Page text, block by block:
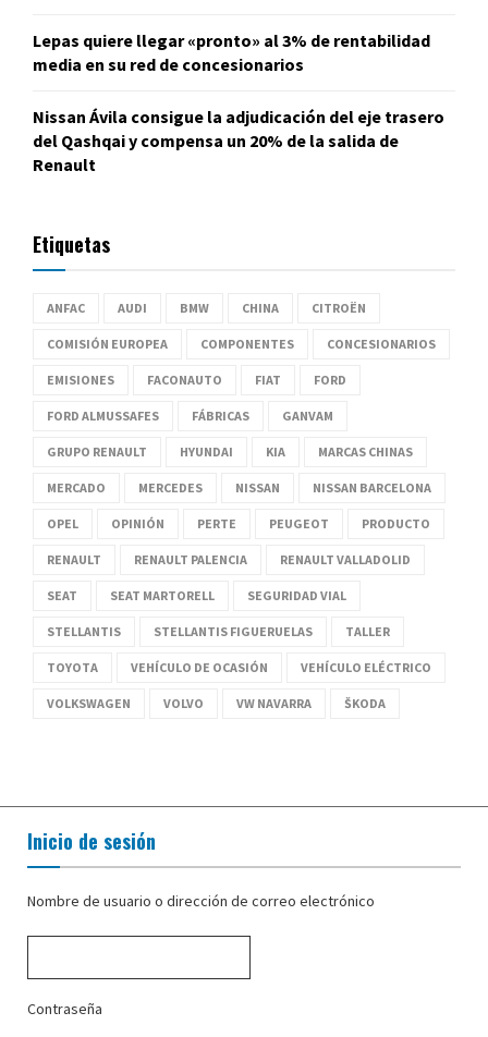
Lepas quiere llegar «pronto» al 3% de rentabilidad
media en su red de concesionarios
Nissan Ávila consigue la adjudicación del eje trasero
del Qashqai y compensa un 20% de la salida de
Renault
Etiquetas
ANFAC AUDI BMW CHINA CITROËN
COMISIÓN EUROPEA COMPONENTES CONCESIONARIOS
EMISIONES FACONAUTO FIAT FORD
FORD ALMUSSAFES FÁBRICAS GANVAM
GRUPO RENAULT HYUNDAI KIA MARCAS CHINAS
MERCADO MERCEDES NISSAN NISSAN BARCELONA
OPEL OPINIÓN PERTE PEUGEOT PRODUCTO
RENAULT RENAULT PALENCIA RENAULT VALLADOLID
SEAT SEAT MARTORELL SEGURIDAD VIAL
STELLANTIS STELLANTIS FIGUERUELAS TALLER
TOYOTA VEHÍCULO DE OCASIÓN VEHÍCULO ELÉCTRICO
VOLKSWAGEN VOLVO VW NAVARRA ŠKODA
Inicio de sesión
Nombre de usuario o dirección de correo electrónico
Contraseña